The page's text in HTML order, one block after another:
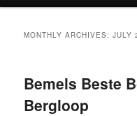
MONTHLY ARCHIVES:JULY
Bemels Beste
Bergloop